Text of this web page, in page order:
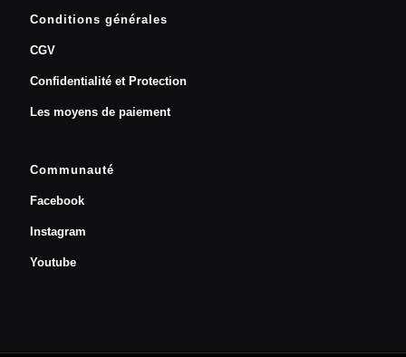
Conditions générales
CGV
Confidentialité et Protection
Les moyens de paiement
Communauté
Facebook
Instagram
Youtube